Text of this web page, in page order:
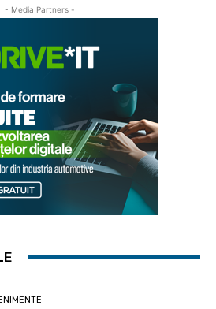
- Media Partners -